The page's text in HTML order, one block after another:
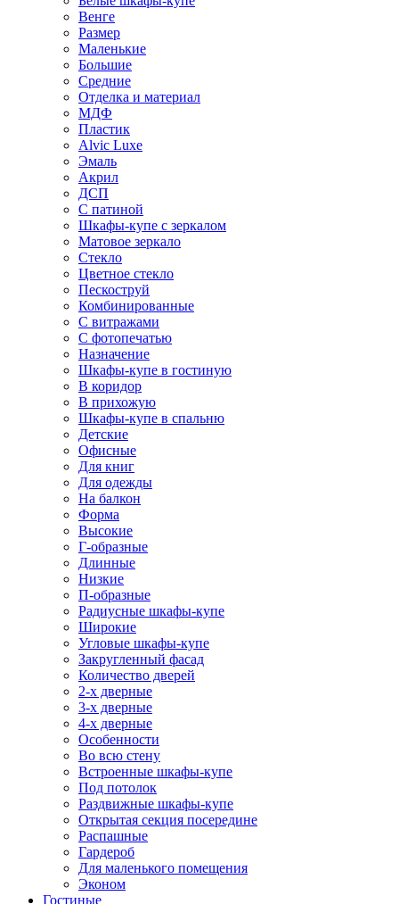
Венге
Размер
Маленькие
Большие
Средние
Отделка и материал
МДФ
Пластик
Alvic Luxe
Эмаль
Акрил
ДСП
С патиной
Шкафы-купе с зеркалом
Матовое зеркало
Стекло
Цветное стекло
Пескоструй
Комбинированные
С витражами
С фотопечатью
Назначение
Шкафы-купе в гостиную
В коридор
В прихожую
Шкафы-купе в спальню
Детские
Офисные
Для книг
Для одежды
На балкон
Форма
Высокие
Г-образные
Длинные
Низкие
П-образные
Радиусные шкафы-купе
Широкие
Угловые шкафы-купе
Закругленный фасад
Количество дверей
2-х дверные
3-х дверные
4-х дверные
Особенности
Во всю стену
Встроенные шкафы-купе
Под потолок
Раздвижные шкафы-купе
Открытая секция посередине
Распашные
Гардероб
Для маленького помещения
Эконом
Гостиные